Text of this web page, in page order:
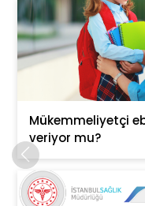
Mükemmeliyetçi
veriyor mu?